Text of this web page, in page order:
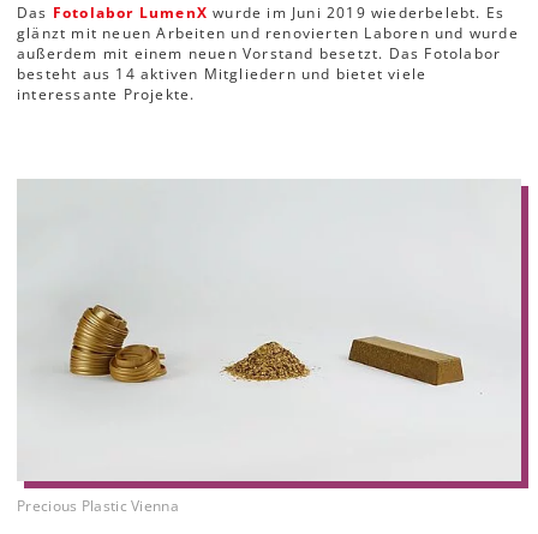
Das Fotolabor LumenX wurde im Juni 2019 wiederbelebt. Es
glänzt mit neuen Arbeiten und renovierten Laboren und wurde
außerdem mit einem neuen Vorstand besetzt. Das Fotolabor
besteht aus 14 aktiven Mitgliedern und bietet viele
interessante Projekte.
Precious Plastic Vienna